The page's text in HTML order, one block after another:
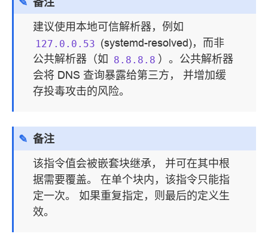
建议使用本地可信解析器，例如
127.0.0.53 (systemd-resolved)，而非
公共解析器（如
8.8.8.8 ）。公共解析器
会将 DNS 查询暴露给第三方， 并增加缓
存投毒攻击的风险。
备注
该指令值会被嵌套块继承， 并可在其中根
据需要覆盖。 在单个块内，该指令只能指
定一次。 如果重复指定，则最后的定义生
效。